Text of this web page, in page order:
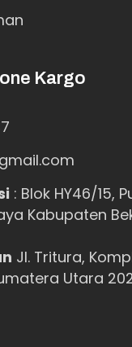
Kargo
: Blok HY46/15,
Kabupaten
Jl. Tritura,
Utara